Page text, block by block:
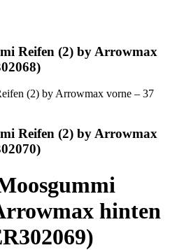
Reifen (2) by Arrowmax
Reifen (2) by Arrowmax
hinten